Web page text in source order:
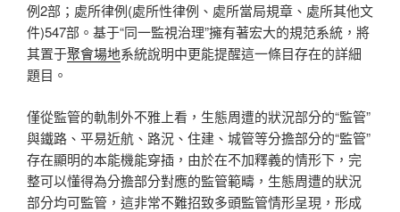
例2部；處所律例(處所性律例、處所當局規章、處所其他文
件)547部。基于“同一監視治理”擁有著宏大的規范系統，將
其置于聚會場地系統說明中更能提醒這一條目存在的詳細
題目。
僅從監管的軌制外不雅上看，生態周遭的狀況部分的“監管”
與鐵路、平易近航、路況、住建、城管等分擔部分的“監管”
存在顯明的本能機能穿插，由於在不加釋義的情形下，完
整可以懂得為分擔部分對應的監管範疇，生態周遭的狀況
部分均可監管，這非常不難招致多頭監管情形呈現，形成